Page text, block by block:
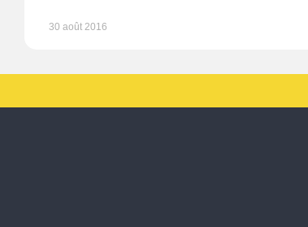
30 août 2016